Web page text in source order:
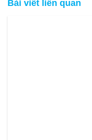
Bài viết liên quan